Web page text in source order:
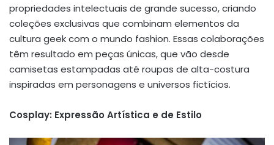
propriedades intelectuais de grande sucesso, criando
coleções exclusivas que combinam elementos da
cultura geek com o mundo fashion. Essas colaborações
têm resultado em peças únicas, que vão desde
camisetas estampadas até roupas de alta-costura
inspiradas em personagens e universos fictícios.
Cosplay: Expressão Artística e de Estilo